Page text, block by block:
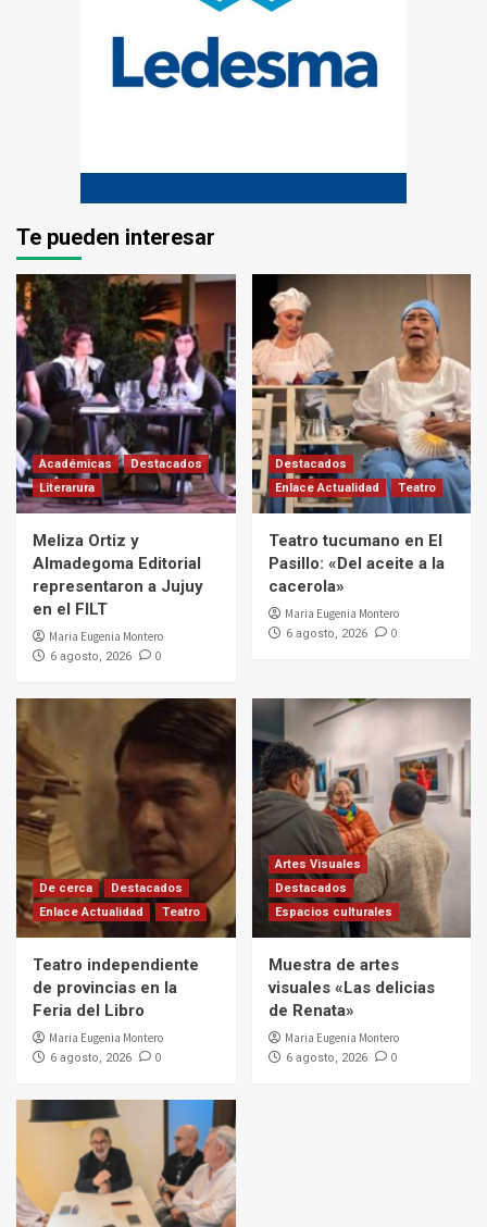
Te pueden interesar
Académicas
Destacados
Literarura
Meliza Ortiz y
Almadegoma Editorial
representaron a Jujuy
en el FILT
Maria Eugenia Montero
6 agosto, 2026 0
Destacados
Enlace Actualidad
Teatro
Teatro tucumano en El
Pasillo: «Del aceite a la
cacerola»
Maria Eugenia Montero
6 agosto, 2026 0
De cerca
Destacados
Enlace Actualidad
Teatro
Teatro independiente
de provincias en la
Feria del Libro
Maria Eugenia Montero
6 agosto, 2026 0
Artes Visuales
Destacados
Espacios culturales
Muestra de artes
visuales «Las delicias
de Renata»
Maria Eugenia Montero
6 agosto, 2026 0